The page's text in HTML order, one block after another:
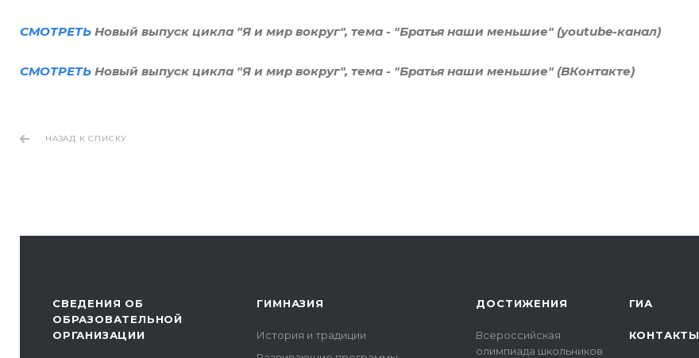
СМОТРЕТЬ Новый выпуск цикла "Я и мир вокруг", тема - "Братья наши меньшие" (youtube-канал)
СМОТРЕТЬ Новый выпуск цикла "Я и мир вокруг", тема - "Братья наши меньшие" (ВКонтакте)
НАЗАД К СПИСКУ
СВЕДЕНИЯ ОБ
ОБРАЗОВАТЕЛЬНОЙ
ОРГАНИЗАЦИИ
ГИМНАЗИЯ
История и традиции
ДОСТИЖЕНИЯ
Всероссийская
олимпиада школьников
ГИА
КОНТАКТЫ